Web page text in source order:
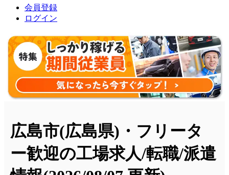
会員登録
ログイン
広島市(広島県)・フリータ
ー歓迎の工場求人/転職/派遣